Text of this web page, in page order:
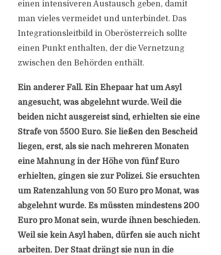
einen intensiveren Austausch geben, damit
man vieles vermeidet und unterbindet. Das
Integrationsleitbild in Oberösterreich sollte
einen Punkt enthalten, der die Vernetzung
zwischen den Behörden enthält.
Ein anderer Fall. Ein Ehepaar hat um Asyl
angesucht, was abgelehnt wurde. Weil die
beiden nicht ausgereist sind, erhielten sie eine
Strafe von 5500 Euro. Sie ließen den Bescheid
liegen, erst, als sie nach mehreren Monaten
eine Mahnung in der Höhe von fünf Euro
erhielten, gingen sie zur Polizei. Sie ersuchten
um Ratenzahlung von 50 Euro pro Monat, was
abgelehnt wurde. Es müssten mindestens 200
Euro pro Monat sein, wurde ihnen beschieden.
Weil sie kein Asyl haben, dürfen sie auch nicht
arbeiten. Der Staat drängt sie nun in die